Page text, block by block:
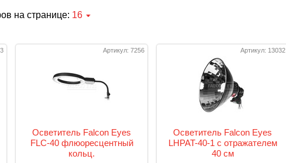
на странице: 16
Артикул: 7256
Осветитель Falcon Eyes
FLC-40 флюоресцентный
кольц.
Артикул: 13032
Осветитель Falcon Eyes
LHPAT-40-1 с отражателем
40 см